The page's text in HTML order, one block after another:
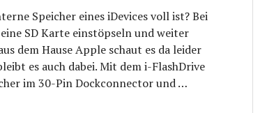
Speicher eines iDevices voll ist? Bei
SD Karte einstöpseln und weiter
dem Hause Apple schaut es da leider
es auch dabei. Mit dem i-FlashDrive
im 30-Pin Dockconnector und …